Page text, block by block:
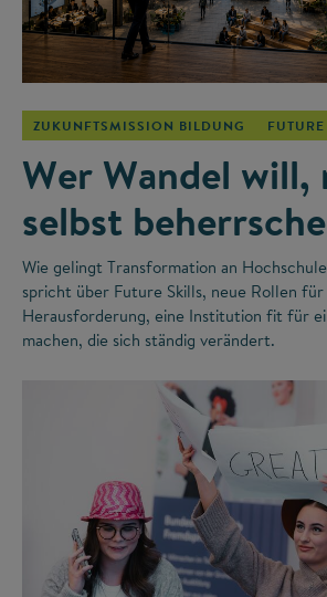
ZUKUNFTSMISSION BILDUNG
Wer Wandel will,
selbst
Wie gelingt Transformation an
spricht über Future Skills, neue Rollen für
Herausforderung, eine Institution fit für
machen, die sich ständig verändert.